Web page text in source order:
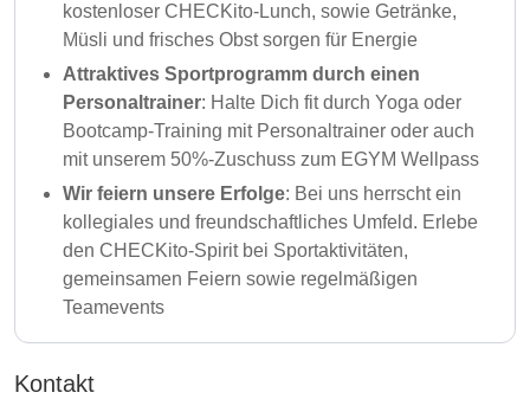
kostenloser CHECKito-Lunch, sowie Getränke,
Müsli und frisches Obst sorgen für Energie
Attraktives Sportprogramm durch einen
Personaltrainer: Halte Dich fit durch Yoga oder
Bootcamp-Training mit Personaltrainer oder auch
mit unserem 50%-Zuschuss zum EGYM Wellpass
Wir feiern unsere Erfolge: Bei uns herrscht ein
kollegiales und freundschaftliches Umfeld. Erlebe
den CHECKito-Spirit bei Sportaktivitäten,
gemeinsamen Feiern sowie regelmäßigen
Teamevents
Kontakt